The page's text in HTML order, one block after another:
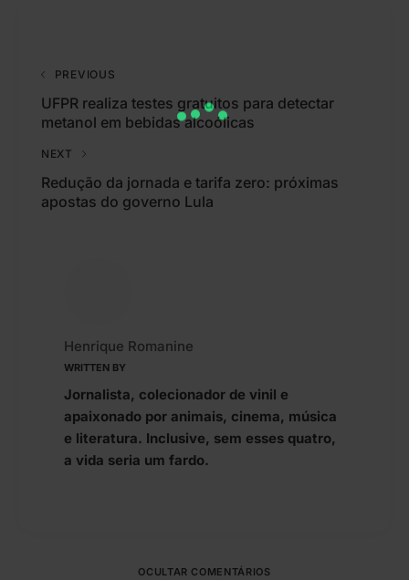
PREVIOUS
UFPR realiza testes gratuitos para detectar
metanol em bebidas alcoólicas
NEXT
Redução da jornada e tarifa zero: próximas
apostas do governo Lula
WRITTEN BY
Henrique Romanine
Jornalista, colecionador de vinil e
apaixonado por animais, cinema, música
e literatura. Inclusive, sem esses quatro,
a vida seria um fardo.
OCULTAR COMENTÁRIOS